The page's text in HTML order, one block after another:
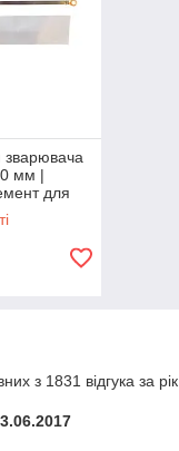
зварювача
мм |
для
з 1831 відгука за рік